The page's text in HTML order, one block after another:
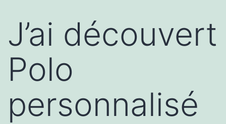
J’ai découvert
Polo
personnalisé